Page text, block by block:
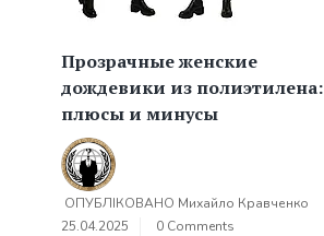
Прозрачные женские
дождевики из полиэтилена:
плюсы и минусы
ОПУБЛІКОВАНО Михайло Кравченко
25.04.2025
0 Comments